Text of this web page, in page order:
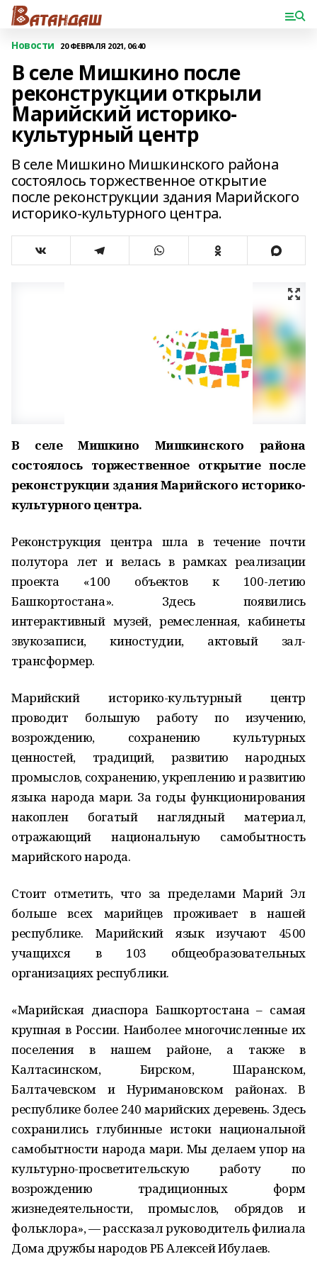
Новости 20 ФЕВРАЛЯ 2021, 06:40
В селе Мишкино после
реконструкции открыли
Марийский историко-
культурный центр
В селе Мишкино Мишкинского района
состоялось торжественное открытие
после реконструкции здания Марийского
историко-культурного центра.
В селе Мишкино Мишкинского района
состоялось торжественное открытие после
реконструкции здания Марийского историко-
культурного центра.
Реконструкция центра шла в течение почти
полутора лет и велась в рамках реализации
проекта «100 объектов к 100-летию
Башкортостана». Здесь появились
интерактивный музей, ремесленная, кабинеты
звукозаписи, киностудии, актовый зал-
трансформер.
Марийский историко-культурный центр
проводит большую работу по изучению,
возрождению, сохранению культурных
ценностей, традиций, развитию народных
промыслов, сохранению, укреплению и развитию
языка народа мари. За годы функционирования
накоплен богатый наглядный материал,
отражающий национальную самобытность
марийского народа.
Стоит отметить, что за пределами Марий Эл
больше всех марийцев проживает в нашей
республике. Марийский язык изучают 4500
учащихся в 103 общеобразовательных
организациях республики.
«Марийская диаспора Башкортостана – самая
крупная в России. Наиболее многочисленные их
поселения в нашем районе, а также в
Калтасинском, Бирском, Шаранском,
Балтачевском и Нуримановском районах. В
республике более 240 марийских деревень. Здесь
сохранились глубинные истоки национальной
самобытности народа мари. Мы делаем упор на
культурно-просветительскую работу по
возрождению традиционных форм
жизнедеятельности, промыслов, обрядов и
фольклора», — рассказал руководитель филиала
Дома дружбы народов РБ Алексей Ибулаев.